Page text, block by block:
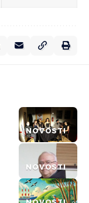
NOVOSTI
NOVOSTI